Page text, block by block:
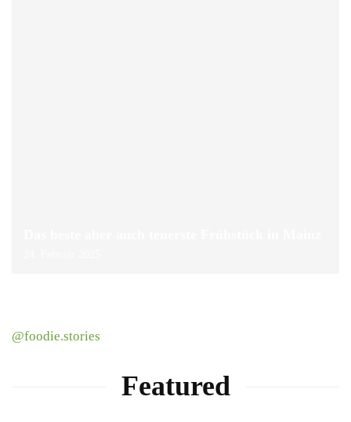
@foodie.stories
Featured